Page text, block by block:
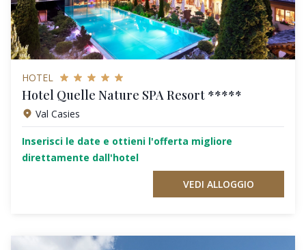
HOTEL
Hotel Quelle Nature SPA Resort *****
Val Casies
Inserisci le date e ottieni l'offerta migliore
direttamente dall'hotel
VEDI ALLOGGIO